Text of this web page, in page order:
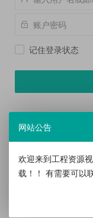
记住登录状态
社交账号登录
网站公告
欢迎来到工程资源
载！！ 有需要可以